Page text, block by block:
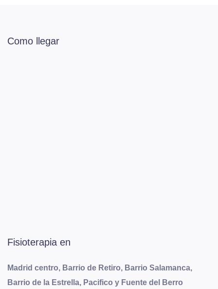
Como llegar
Fisioterapia en
Madrid centro, Barrio de Retiro, Barrio Salamanca,
Barrio de la Estrella, Pacifico y Fuente del Berro